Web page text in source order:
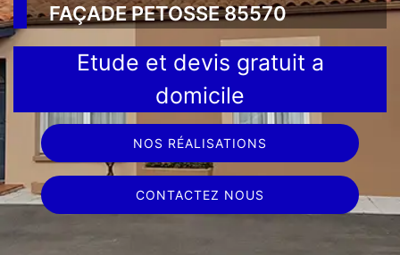
FAÇADE PETOSSE 85570
Etude et devis gratuit a
domicile
NOS RÉALISATIONS
CONTACTEZ NOUS